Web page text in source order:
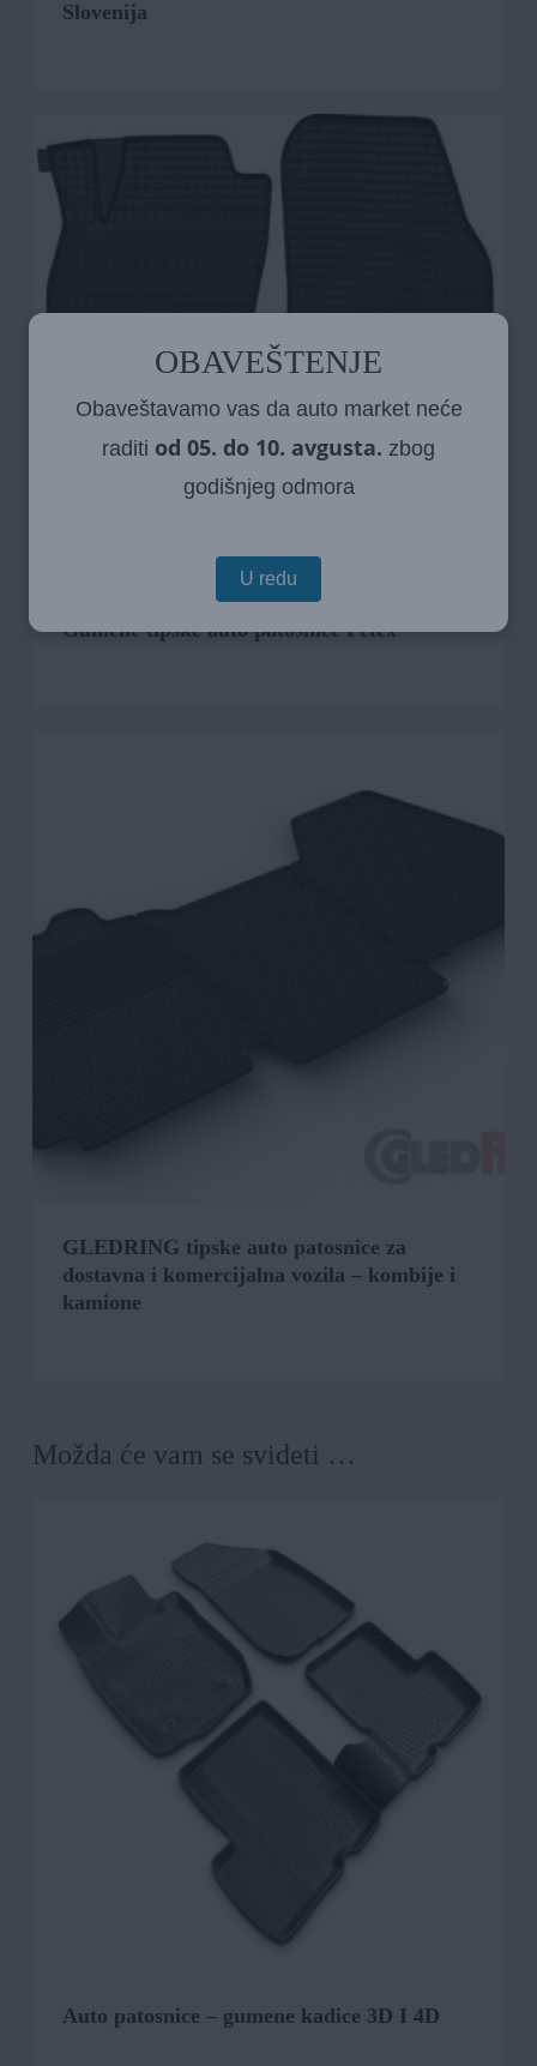
Slovenija
Gumene tipske auto patosnice Petex
GLEDRING tipske auto patosnice za
dostavna i komercijalna vozila – kombije i
kamione
Možda će vam se svideti …
Auto patosnice – gumene kadice 3D I 4D
OBAVEŠTENJE
Obaveštavamo vas da auto market neće
raditi od 05. do 10. avgusta. zbog
godišnjeg odmora
U redu